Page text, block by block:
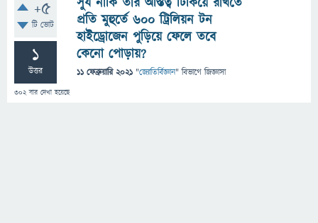
+5
টি ভোট
1
উত্তর
302বার দেখা হয়েছে
প্রতি মুহুর্তে ৬০০ ট্রিলিয়ন টন
হাইড্রোজেন পুড়িয়ে ফেলে তবে
কেনো পোড়ায়?
11 ফেব্রুয়ারি 2021 "জ্যোতির্বিজ্ঞান" বিভাগে জিজ্ঞাসা